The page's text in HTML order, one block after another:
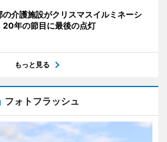
の介護施設がクリスマスイルミネーシ
年の節目に最後の点灯
もっと見る
フォトフラッシュ